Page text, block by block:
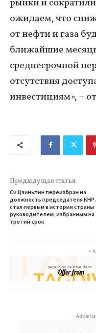
рынки и
ожидаем, что
от нефти и газа
ближайшие
среднесрочной
отсутствия
инвестициям», –
Предыдущая статья
Си Цзиньпин переизбран на
должность председателя
стал первым в истории страны
руководителем, избранным на
третий срок
-
-